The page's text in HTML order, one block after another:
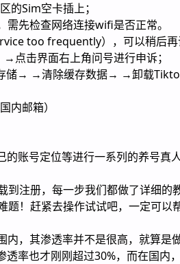
的Sim空卡插上；
先检查网络连接wifi是否正常。
too frequently），可以稍后
击界面右上角问号进行申诉；
存储→ →清除缓存数据→ →卸载
内邮箱）
账号定位等进行一系列的养号真
注册，每一步我们都做了详细的教
题！赶紧去操作试试吧，一定可以
内，其渗透率并不是很高，就算是
率也才刚刚超过30%，而在国内